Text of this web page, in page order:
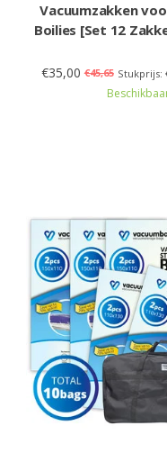
Vacuumzakken
Boilies [Set 12
€35,00 €45,65 Stukprijs: